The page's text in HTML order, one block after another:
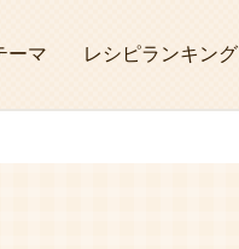
ーマ レシピランキング